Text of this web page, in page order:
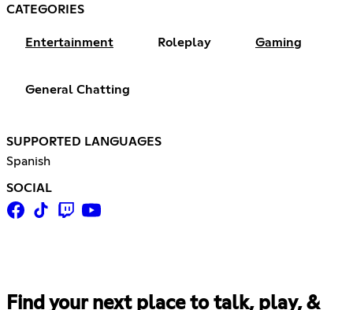
CATEGORIES
Entertainment Roleplay Gaming
General Chatting
SUPPORTED LANGUAGES
Spanish
SOCIAL
Find your next place to talk, play, &